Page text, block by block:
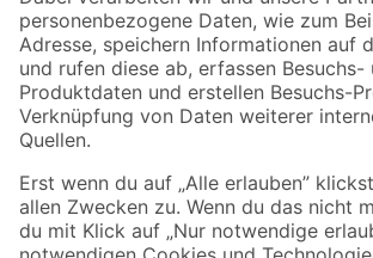
Zahlungsarten Versandarten
Sicher einkaufen
Jetzt die toom-App herunterladen